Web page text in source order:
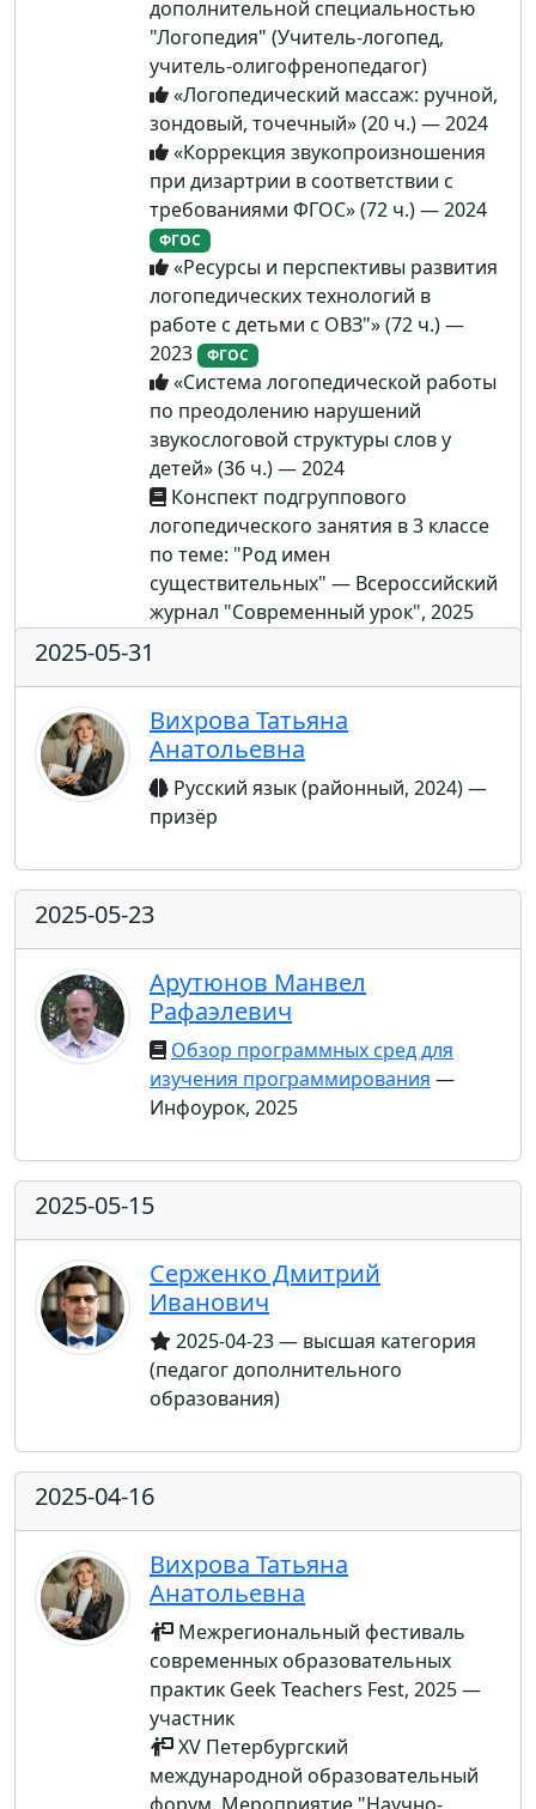
дополнительной специальностью
"Логопедия" (Учитель-логопед,
учитель-олигофренопедагог)
«Логопедический массаж: ручной,
зондовый, точечный» (20 ч.) — 2024
«Коррекция звукопроизношения
при дизартрии в соответствии с
требованиями ФГОС» (72 ч.) — 2024
ФГОС
«Ресурсы и перспективы развития
логопедических технологий в
работе с детьми с ОВЗ"» (72 ч.) —
2023
ФГОС
«Система логопедической работы
по преодолению нарушений
звукослоговой структуры слов у
детей» (36 ч.) — 2024
Конспект подгруппового
логопедического занятия в 3 классе
по теме: "Род имен
существительных" — Всероссийский
журнал "Современный урок", 2025
2025-05-31
Вихрова Татьяна
Анатольевна
Русский язык (районный, 2024) —
призёр
2025-05-23
Арутюнов Манвел
Рафаэлевич
Обзор программных сред для
изучения программирования —
Инфоурок, 2025
2025-05-15
Серженко Дмитрий
Иванович
2025-04-23 — высшая категория
(педагог дополнительного
образования)
2025-04-16
Вихрова Татьяна
Анатольевна
Межрегиональный фестиваль
современных образовательных
практик Geek Teachers Fest, 2025 —
участник
XV Петербургский
международной образовательный